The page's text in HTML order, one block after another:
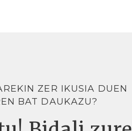
ZER IKUSIA DUEN
BAT DAUKAZU?